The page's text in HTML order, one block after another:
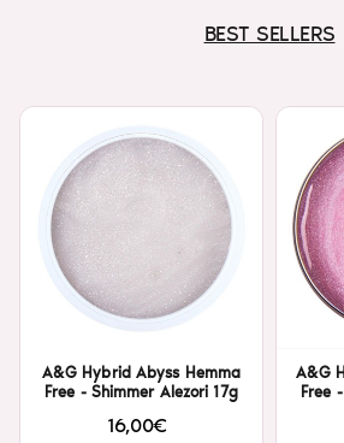
BEST SELLERS
A&G Hybrid Abyss Hemma
Free - Shimmer Alezori 17g
16,00€
A&G
Free